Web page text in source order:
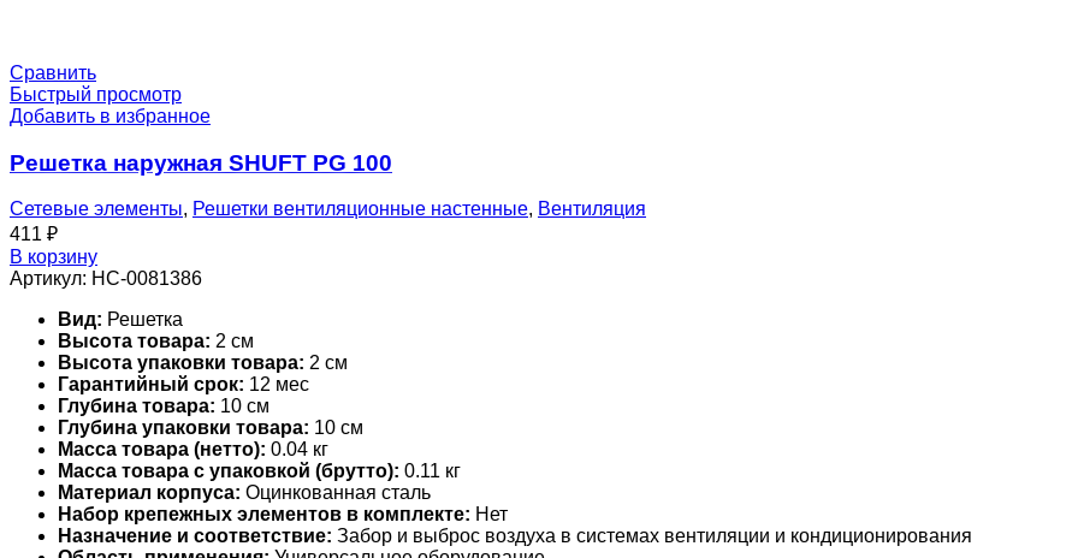
Сравнить
Быстрый просмотр
Добавить в избранное
Решетка наружная SHUFT PG 100
Сетевые элементы, Решетки вентиляционные настенные, Вентиляция
411 ₽
В корзину
Артикул: НС-0081386
Вид: Решетка
Высота товара: 2 см
Высота упаковки товара: 2 см
Гарантийный срок: 12 мес
Глубина товара: 10 см
Глубина упаковки товара: 10 см
Масса товара (нетто): 0.04 кг
Масса товара с упаковкой (брутто): 0.11 кг
Материал корпуса: Оцинкованная сталь
Набор крепежных элементов в комплекте: Нет
Назначение и соответствие: Забор и выброс воздуха в системах вентиляции и кондиционирования